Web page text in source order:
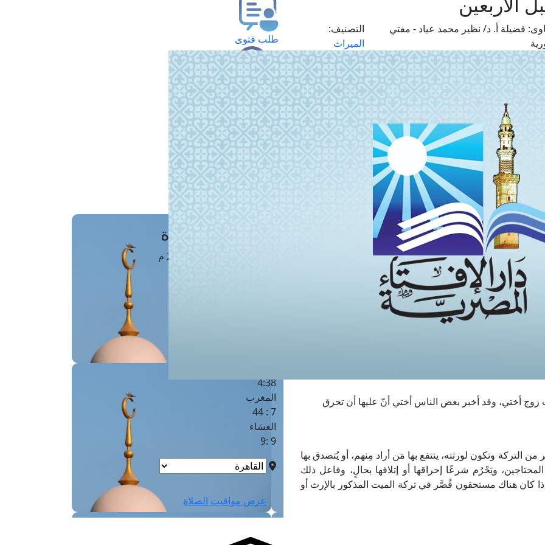
فضيلة أ. د/ نظير محمد عياد - مفتي
التصنيف:
الميراث
زوج أختي، وقد أخبر بعض الناس أختي أنّ عليها أن تحرق
وتكون لورثته، ينتفع بها مَن أراد مِنهم، أو يُتصدق بها
ويَحْرُم شرعًا إحراقها أو إتلافها بحالٍ، وفاعل ذلك
كان هناك مستحقون قُصَّر في تركة الميت المذكور بالإرث أو
طلب فتوى
استعلام عن فتوى
حجز موعد
الفتوى الهاتفية
مَواقِيتُ الصَّـــلاة
4:38
المغرب
7 : 44
العشاء
9 :9
عرض مواقيت الصلاة